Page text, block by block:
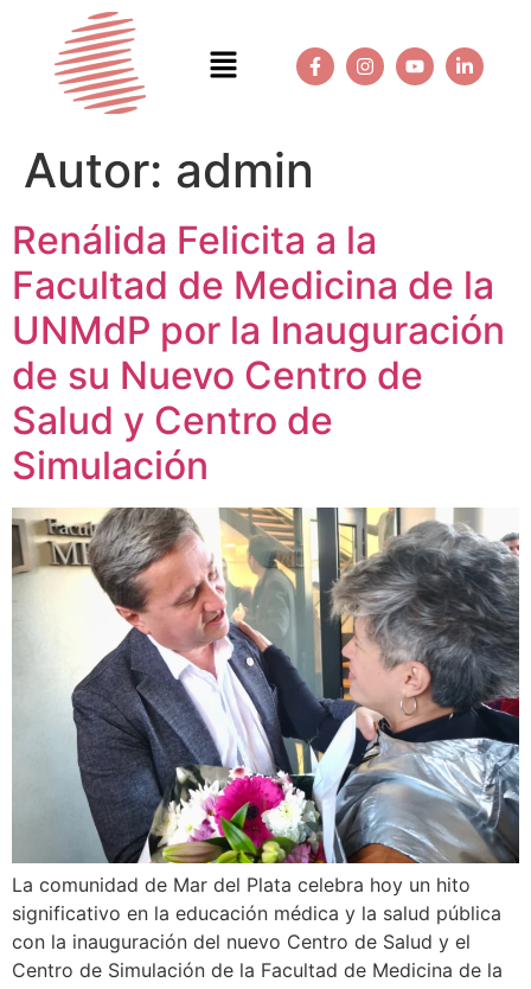
Autor: admin
Renálida Felicita a la
Facultad de Medicina de la
UNMdP por la Inauguración
de su Nuevo Centro de
Salud y Centro de
Simulación
La comunidad de Mar del Plata celebra hoy un hito
significativo en la educación médica y la salud pública
con la inauguración del nuevo Centro de Salud y el
Centro de Simulación de la Facultad de Medicina de la